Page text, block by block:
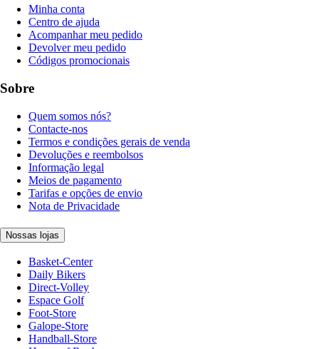
Minha conta
Centro de ajuda
Acompanhar meu pedido
Devolver meu pedido
Códigos promocionais
Sobre
Quem somos nós?
Contacte-nos
Termos e condições gerais de venda
Devoluções e reembolsos
Informação legal
Meios de pagamento
Tarifas e opções de envio
Nota de Privacidade
Nossas lojas
Basket-Center
Daily Bikers
Direct-Volley
Espace Golf
Foot-Store
Galope-Store
Handball-Store